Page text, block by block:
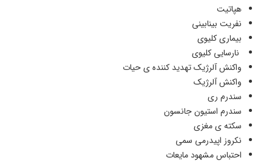
هپاتیت
نفریت بینابینی
بیماری کلیوی
نارسایی کلیوی
واکنش آلرژیک تهدید کننده ی حیات
واکنش آلرژیک
سندرم ری
سندرم استیون جانسون
سکته ی مغزی
نکروز اپیدرمی سمی
احتباس مشهود مایعات